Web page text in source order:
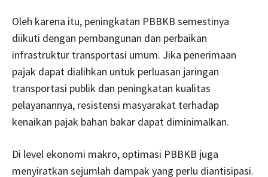
Oleh karena itu, peningkatan PBBKB semestinya
diikuti dengan pembangunan dan perbaikan
infrastruktur transportasi umum. Jika penerimaan
pajak dapat dialihkan untuk perluasan jaringan
transportasi publik dan peningkatan kualitas
pelayanannya, resistensi masyarakat terhadap
kenaikan pajak bahan bakar dapat diminimalkan.
Di level ekonomi makro, optimasi PBBKB juga
menyiratkan sejumlah dampak yang perlu diantisipasi.